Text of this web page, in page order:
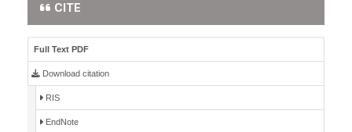
CITE
Full Text PDF
Download citation
RIS
EndNote